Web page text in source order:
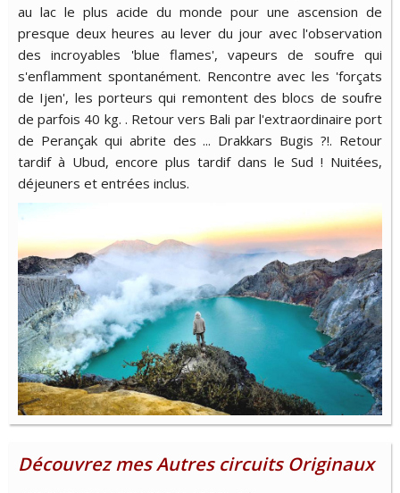
au lac le plus acide du monde pour une ascension de
presque deux heures au lever du jour avec l'observation
des incroyables 'blue flames', vapeurs de soufre qui
s'enflamment spontanément. Rencontre avec les 'forçats
de Ijen', les porteurs qui remontent des blocs de soufre
de parfois 40 kg. . Retour vers Bali par l'extraordinaire port
de Perançak qui abrite des ... Drakkars Bugis ?!. Retour
tardif à Ubud, encore plus tardif dans le Sud ! Nuitées,
déjeuners et entrées inclus.
Découvrez mes Autres circuits Originaux